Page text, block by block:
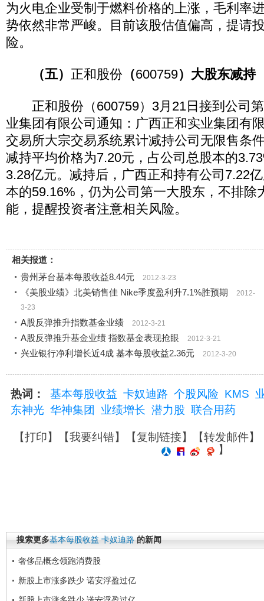
为火电企业受制于燃料价格的上涨，毛利率
势依然非常严峻。目前该股估值偏高，提请
险。
（五） 正和股份 （600759）大股东减持
正和股份（600759）3月21日接到公司第
业集团有限公司通知：广西正和实业集团有
交易所大宗交易系统累计减持公司无限售条
减持平均价格为7.20元，占公司总股本的
3.28亿元。减持后，广西正和持有公司7.22
本的59.16%，仍为公司第一大股东，不排除
能，提醒投资者注意相关风险。
相关报道：
贵州茅台基本每股收益8.44元
2012-3-23
《美股业绩》北美销售佳 Nike季度盈利升7.1%胜预期 2012-
3-23
A股反弹推升指数基金业绩
2012-3-21
A股反弹推升基金业绩 指数基金表现抢眼 2012-3-21
兴业银行净利增长近4成 基本每股收益2.36元 2012-3-20
热词： 基本每股收益 卡奴迪路 个股风险 KMS
东神光 华神集团 业绩增长 潜力股 联合用药
【打印】【我要纠错】【复制链接】【转发邮件】
】
搜索更多基本每股收益 卡奴迪路 的新闻
奢侈品概念领跑消费股
新股上市涨多跌少 诺安浮盈过亿